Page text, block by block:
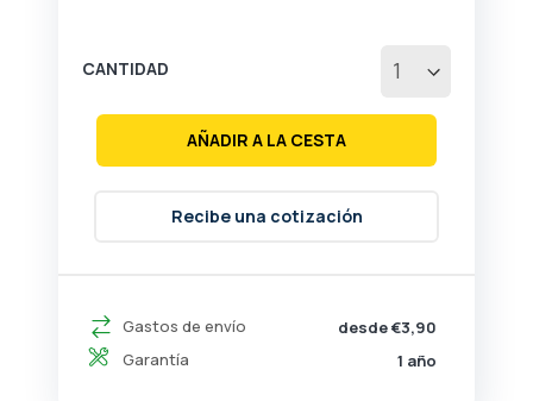
Gastos de envío
desde €3,90
Garantía
1 año
CANTIDAD
AÑADIR A LA CESTA
Recibe una cotización